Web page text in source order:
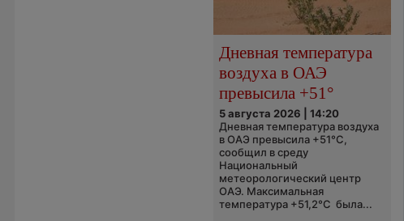
Дневная температура
воздуха в ОАЭ
превысила +51°
5 августа 2026 | 14:20
Дневная температура воздуха
в ОАЭ превысила +51°C,
сообщил в среду
Национальный
метеорологический центр
ОАЭ. Максимальная
температура +51,2°C была...